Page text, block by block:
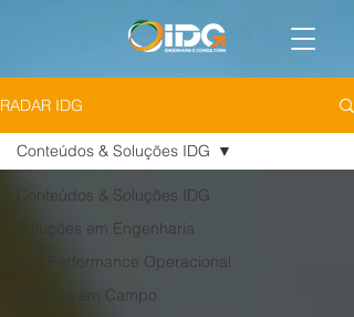
RADAR IDG
Conteúdos & Soluções IDG
Soluções em Engenharia
Alta Performance Operacional
Talentos em Campo
Conteúdos & Soluções IDG